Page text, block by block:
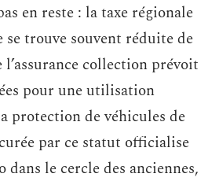
en reste : la taxe régionale
trouve souvent réduite de
collection prévoit
pour une utilisation
protection de véhicules de
par ce statut officialise
dans le cercle des anciennes,